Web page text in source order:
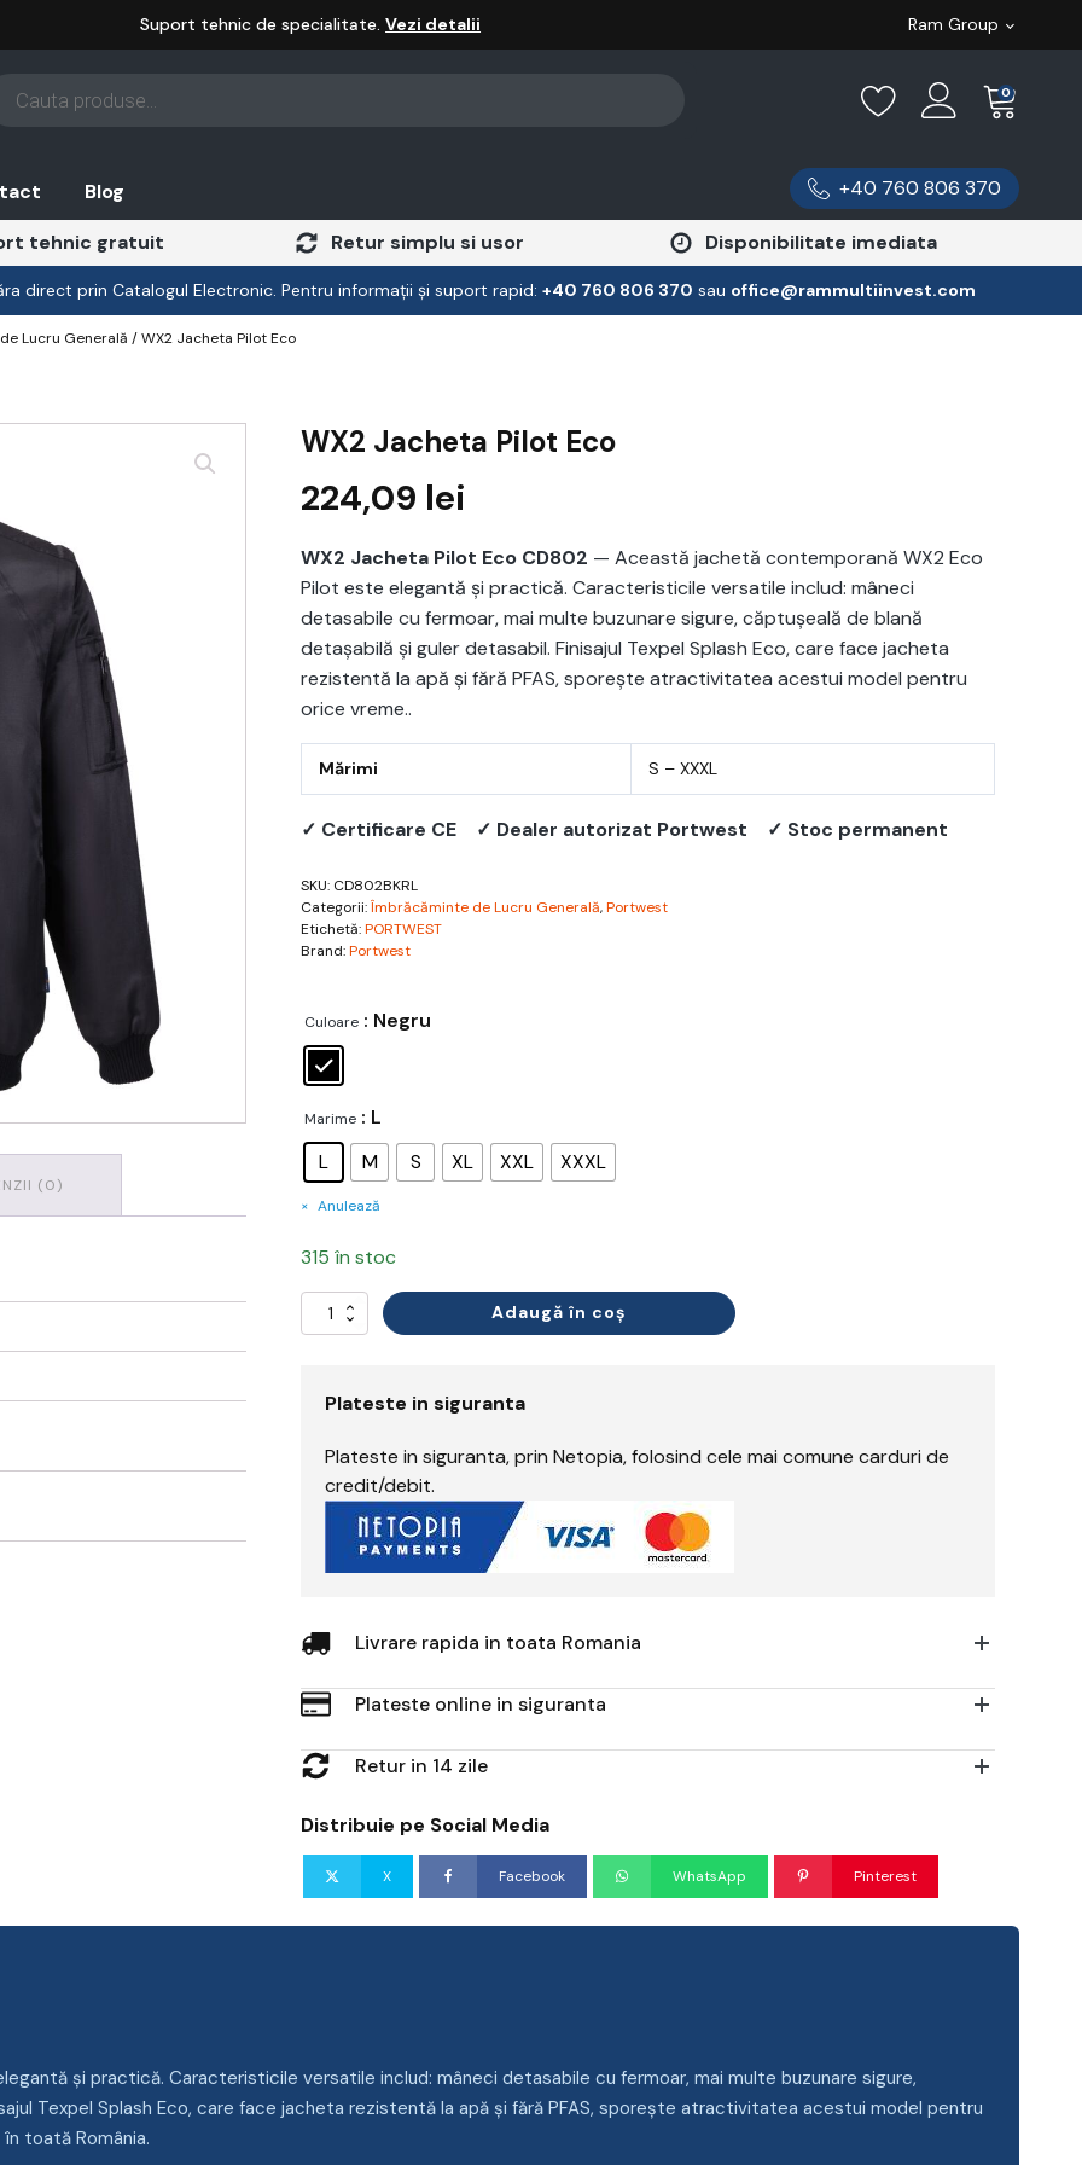
Suport tehnic de specialitate.Vezi detalii Ram Group
0
Blog +40 760 806 370
tehnic gratuit Retur simplu si usor Disponibilitate imediata
direct prin Catalogul Electronic. Pentru informații și suport rapid: ‪+40 760 806 370 ‬ sau office@rammultiinvest.com
Lucru Generală / WX2 Jacheta Pilot Eco
(0)
WX2 Jacheta Pilot Eco
224,09 lei
WX2 Jacheta Pilot Eco CD802 — Această jachetă contemporană WX2 Eco
Pilot este elegantă și practică. Caracteristicile versatile includ: mâneci
detasabile cu fermoar, mai multe buzunare sigure, căptușeală de blană
detașabilă și guler detasabil. Finisajul Texpel Splash Eco, care face jacheta
rezistentă la apă și fără PFAS, sporește atractivitatea acestui model pentru
orice vreme..
Mărimi S – XXXL
✓ Certificare CE ✓ Dealer autorizat Portwest ✓ Stoc permanent
SKU: CD802BKRL
Categorii:Îmbrăcăminte de Lucru Generală,Portwest
Etichetă:PORTWEST
Brand:Portwest
Culoare : Negru
Marime : L
L
M S XL XXL XXXL
Anulează
315 în stoc
Cantitate
WX2
Adaugă în coș
Plateste in siguranta
Plateste in siguranta, prin Netopia, folosind cele mai comune carduri de
credit/debit.
Livrare rapida in toata Romania
Plateste online in siguranta
Retur in 14 zile
Distribuie pe Social Media
X Facebook WhatsApp Pinterest
și practică. Caracteristicile versatile includ: mâneci detasabile cu fermoar, mai multe buzunare sigure,
Texpel Splash Eco, care face jacheta rezistentă la apă și fără PFAS, sporește atractivitatea acestui model pentru
toată România.